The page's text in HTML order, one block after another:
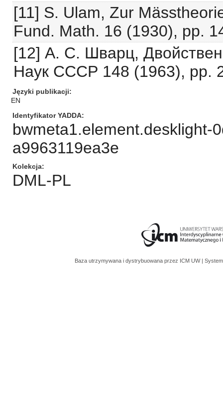
[11] S. Ulam, Zur
Fund. Math. 16 (1930), pp.
[12] А. С. Шварц,
Наук СССР 148 (1963), pp.
Języki publikacji
EN
Identyfikator YADDA
bwmeta1.element.desklight-
a9963119ea3e
Kolekcja
DML-PL
Baza utrzymywana i dystrybuowana przez ICM UW |